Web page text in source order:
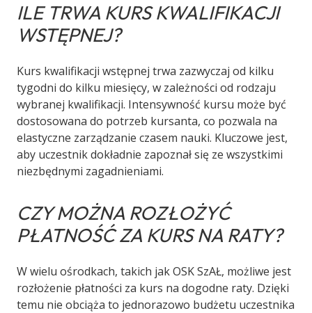
ILE TRWA KURS KWALIFIKACJI
WSTĘPNEJ?
Kurs kwalifikacji wstępnej trwa zazwyczaj od kilku
tygodni do kilku miesięcy, w zależności od rodzaju
wybranej kwalifikacji. Intensywność kursu może być
dostosowana do potrzeb kursanta, co pozwala na
elastyczne zarządzanie czasem nauki. Kluczowe jest,
aby uczestnik dokładnie zapoznał się ze wszystkimi
niezbędnymi zagadnieniami.
CZY MOŻNA ROZŁOŻYĆ
PŁATNOŚĆ ZA KURS NA RATY?
W wielu ośrodkach, takich jak OSK SzAŁ, możliwe jest
rozłożenie płatności za kurs na dogodne raty. Dzięki
temu nie obciąża to jednorazowo budżetu uczestnika